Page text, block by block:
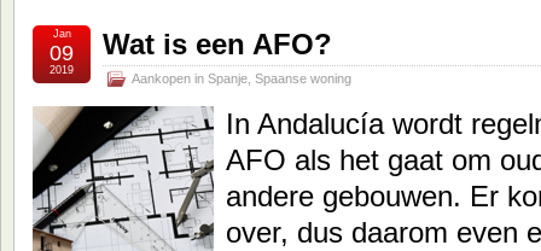
Wat is een AFO?
Aankopen in Spanje Spaanse woning
Jan
09
2019
In Andalucía wordt
AFO als het gaat om
andere gebouwen. Er
over, dus daarom even